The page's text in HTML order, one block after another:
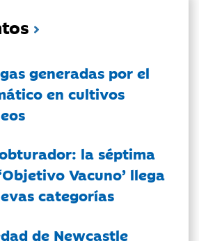
generadas por el
en cultivos
la séptima
Vacuno’ llega
categorías
de Newcastle